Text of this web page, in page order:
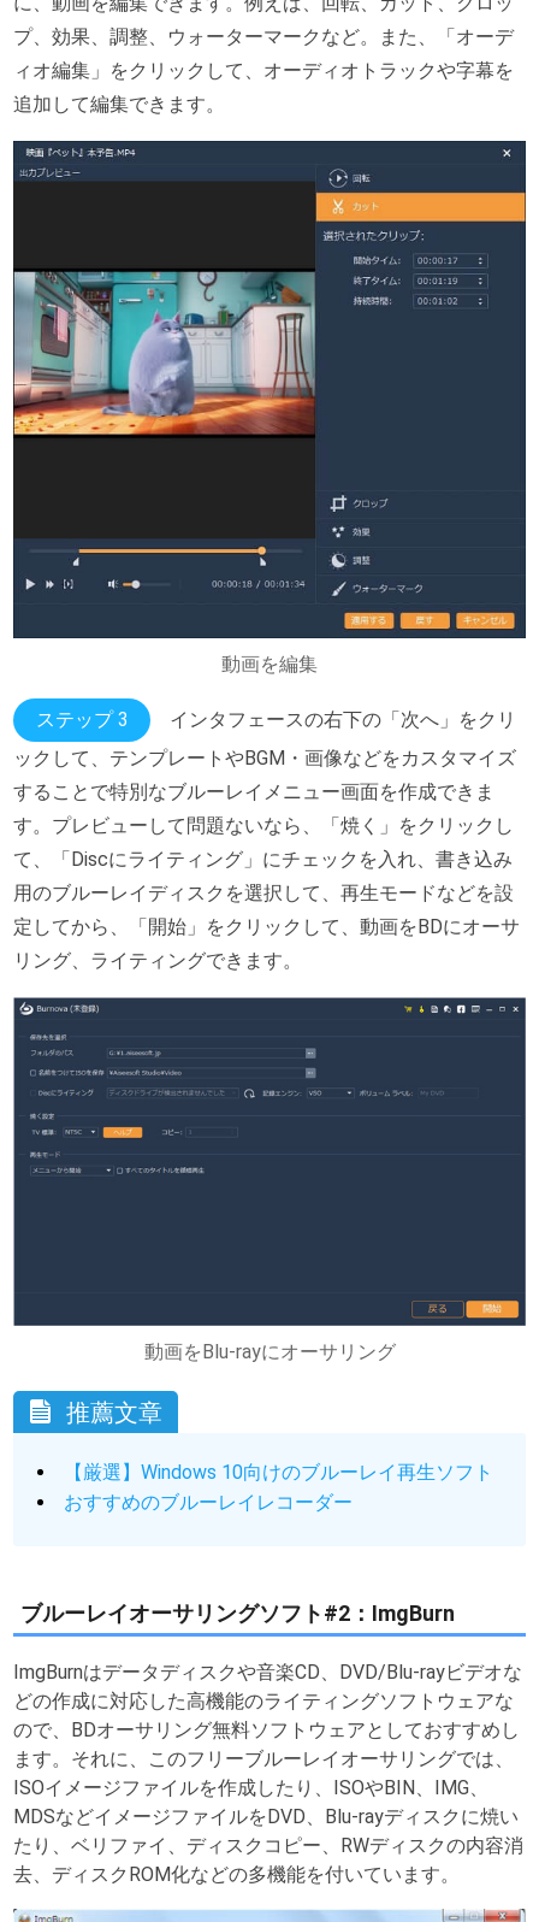
プ、効果、調整、ウォーターマークなど。また、「オーデ
ィオ編集」をクリックして、オーディオトラックや字幕を
追加して編集できます。
動画を編集
ステップ 3
インタフェースの右下の「次へ」をクリ
ックして、テンプレートやBGM・画像などをカスタマイズ
することで特別なブルーレイメニュー画面を作成できま
す。プレビューして問題ないなら、「焼く」をクリックし
て、「Discにライティング」にチェックを入れ、書き込み
用のブルーレイディスクを選択して、再生モードなどを設
定してから、「開始」をクリックして、動画をBDにオーサ
リング、ライティングできます。
動画をBlu-rayにオーサリング
推薦文章
【厳選】Windows 10向けのブルーレイ再生ソフト
おすすめのブルーレイレコーダー
ブルーレイオーサリングソフト#2：ImgBurn
ImgBurnはデータディスクや音楽CD、DVD/Blu-rayビデオな
どの作成に対応した高機能のライティングソフトウェアな
ので、BDオーサリング無料ソフトウェアとしておすすめし
ます。それに、このフリーブルーレイオーサリングでは、
ISOイメージファイルを作成したり、ISOやBIN、IMG、
MDSなどイメージファイルをDVD、Blu-rayディスクに焼い
たり、ベリファイ、ディスクコピー、RWディスクの内容消
去、ディスクROM化などの多機能を付いています。